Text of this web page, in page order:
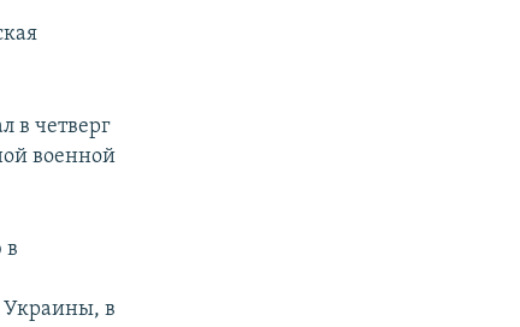
в четверг
военной
в
Украины, в